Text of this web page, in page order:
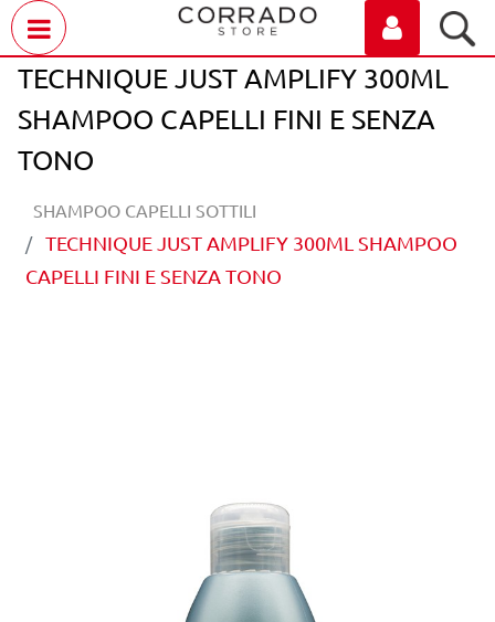
TECHNIQUE JUST AMPLIFY 300ML
SHAMPOO CAPELLI FINI E SENZA
TONO
SHAMPOO CAPELLI SOTTILI
TECHNIQUE JUST AMPLIFY 300ML SHAMPOO
CAPELLI FINI E SENZA TONO